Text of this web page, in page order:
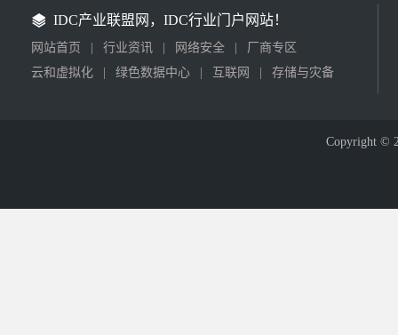
IDC产业联盟网，IDC行业门户网站！
网站首页 行业资讯 网络安全
厂商专区
云和虚拟化
绿色数据中心 互联网 存储与灾备
Copyright ©